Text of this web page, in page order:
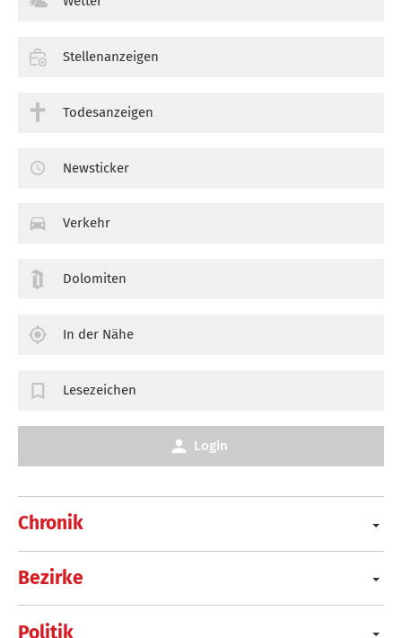
Chronik
Bezirke
Politik
Stellenanzeigen
Todesanzeigen
Newsticker
Verkehr
Dolomiten
In der Nähe
Lesezeichen
Login